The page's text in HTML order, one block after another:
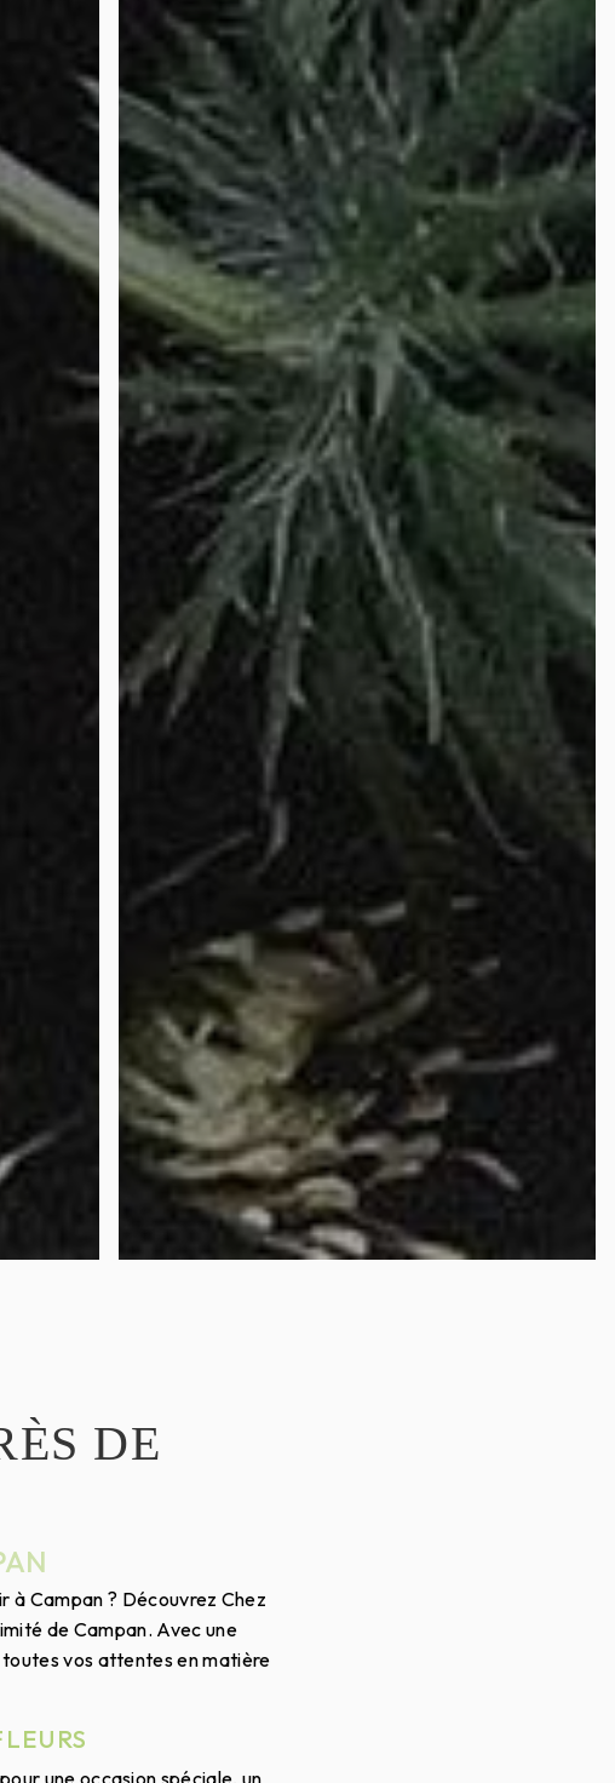
DE
à Campan ? Découvrez Chez
de Campan. Avec une
vos attentes en matière
une occasion spéciale, un